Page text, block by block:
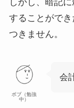
することがで
つきません。
ボブ（勉強
中）
会